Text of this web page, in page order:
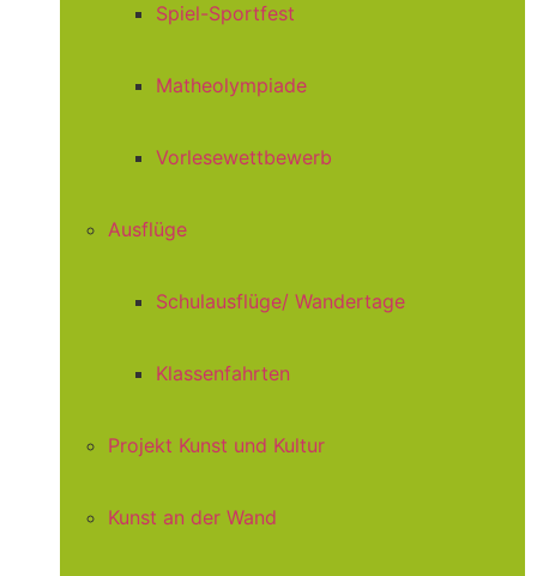
Spiel-Sportfest
Matheolympiade
Vorlesewettbewerb
Ausflüge
Schulausflüge/ Wandertage
Klassenfahrten
Projekt Kunst und Kultur
Kunst an der Wand